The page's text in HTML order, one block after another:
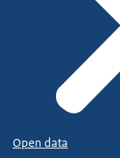
Open data